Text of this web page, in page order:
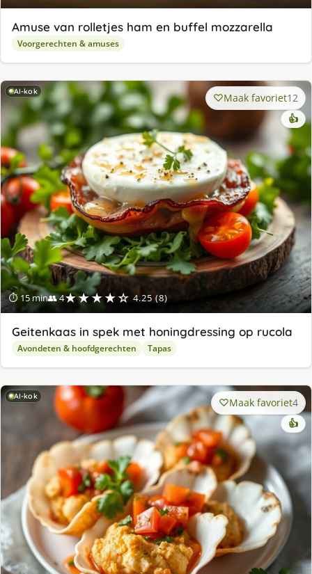
Amuse van rolletjes ham en buffel mozzarella
Voorgerechten & amuses
AI-kok
⏱ 15 min👥 4★★★★☆ 4.25 (8)
Maak favoriet12
👍
Geitenkaas in spek met honingdressing op rucola
Avondeten & hoofdgerechten Tapas
AI-kok Maak favoriet4
👍